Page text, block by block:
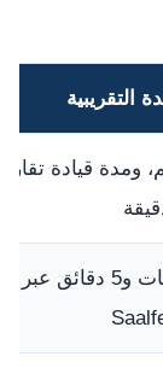
التقريبية
حوالي 7 ساعات و5 دقائق عبر